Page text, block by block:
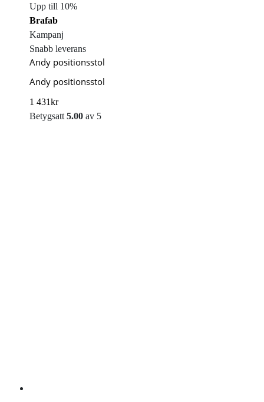
Upp till 10%
Brafab
Kampanj
Snabb leverans
Andy positionsstol
Andy positionsstol
1 431kr
Betygsatt 5.00 av 5